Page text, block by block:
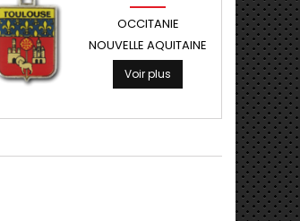
OCCITANIE
NOUVELLE AQUITAINE
Voir plus